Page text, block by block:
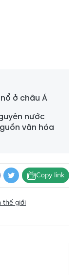
ở châu Á
nước
văn hóa
Copy link
thế giới